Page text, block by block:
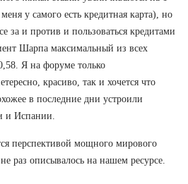
у самого есть кредитная карта), но
за и против и пользоваться кредитами
Шарпа максимальный из всех
Я на форуме только
красиво, так и хочется что
в последние дни устроили
и Испании.
перспективой мощного мирового
раз описывалось на нашем ресурсе.